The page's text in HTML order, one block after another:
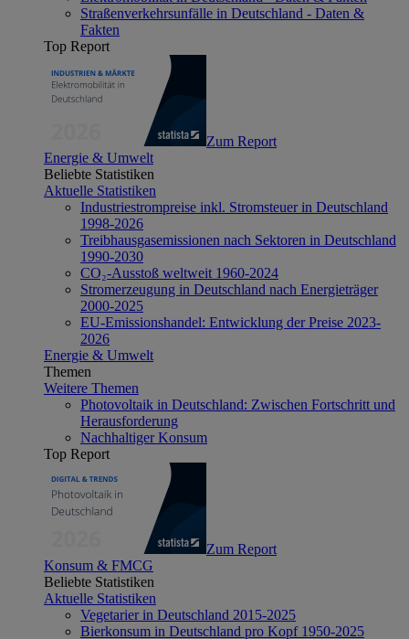
Straßenverkehrsunfälle in Deutschland - Daten &
Fakten
Top Report
Zum Report
Energie & Umwelt
Beliebte Statistiken
Aktuelle Statistiken
Industriestrompreise inkl. Stromsteuer in Deutschland
1998-2026
Treibhausgasemissionen nach Sektoren in Deutschland
1990-2030
CO₂-Ausstoß weltweit 1960-2024
Stromerzeugung in Deutschland nach Energieträger
2000-2025
EU-Emissionshandel: Entwicklung der Preise 2023-
2026
Energie & Umwelt
Themen
Weitere Themen
Photovoltaik in Deutschland: Zwischen Fortschritt und
Herausforderung
Nachhaltiger Konsum
Top Report
Zum Report
Konsum & FMCG
Beliebte Statistiken
Aktuelle Statistiken
Vegetarier in Deutschland 2015-2025
Bierkonsum in Deutschland pro Kopf 1950-2025